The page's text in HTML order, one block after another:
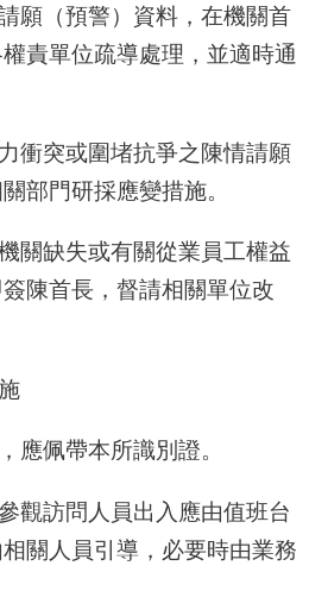
願（預警）資料，在機關首
責單位疏導處理，並適時通
衝突或圍堵抗爭之陳情請願
部門研採應變措施。
關缺失或有關從業員工權益
陳首長，督請相關單位改
應佩帶本所識別證。
觀訪問人員出入應由值班台
關人員引導，必要時由業務